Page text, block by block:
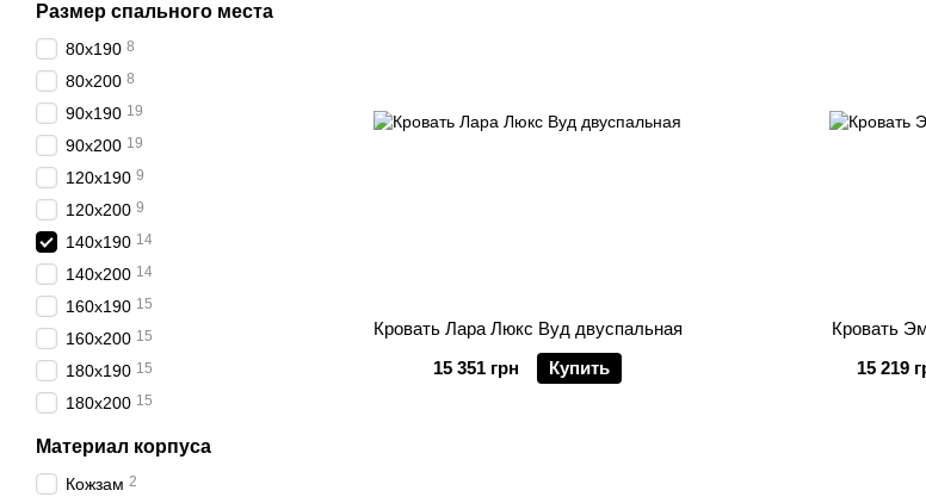
Кровать Лара Люкс Вуд двуспальная
15 351 грн
Купить
Кровать
15 219
Размер спального места
80х190 8
80х200 8
90х190 19
90х200 19
120х190 9
120х200 9
140х190 14
140х200 14
160х190 15
160х200 15
180х190 15
180х200 15
Материал корпуса
Кожзам 2